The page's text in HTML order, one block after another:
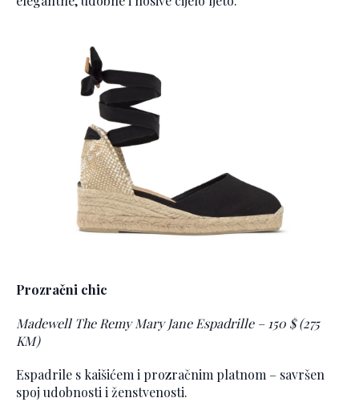
Prozračni chic
Madewell The Remy Mary Jane Espadrille – 150 $ (275
KM)
Espadrile s kaišićem i prozračnim platnom – savršen
spoj udobnosti i ženstvenosti.